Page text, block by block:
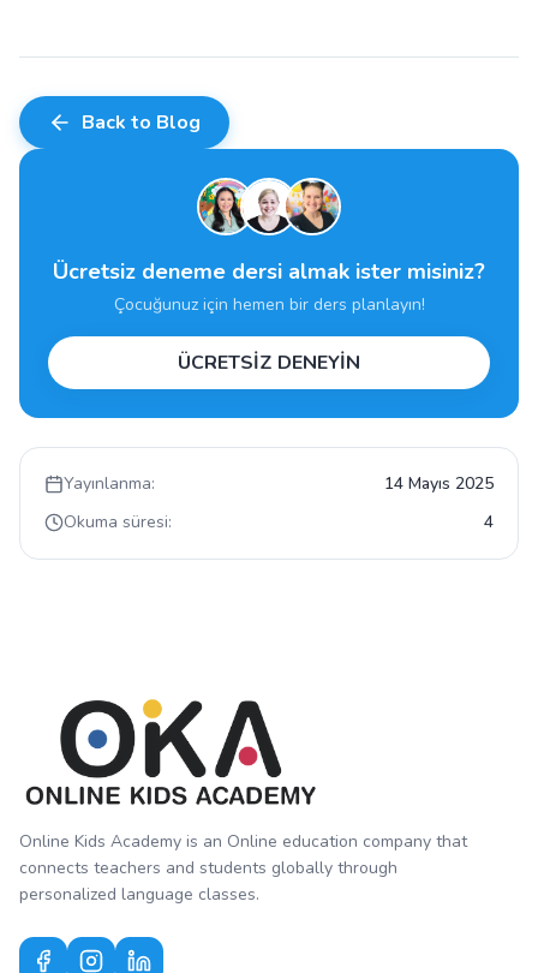
Back to Blog
Ücretsiz deneme dersi almak ister misiniz?
Çocuğunuz için hemen bir ders planlayın!
ÜCRETSİZ DENEYİN
Yayınlanma:
14 Mayıs 2025
Okuma süresi:
4
Online Kids Academy is an Online education company that
connects teachers and students globally through
personalized language classes.